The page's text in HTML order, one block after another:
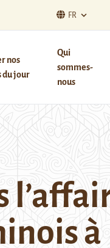
FR
nos
du jour
Qui
sommes-
nous
à